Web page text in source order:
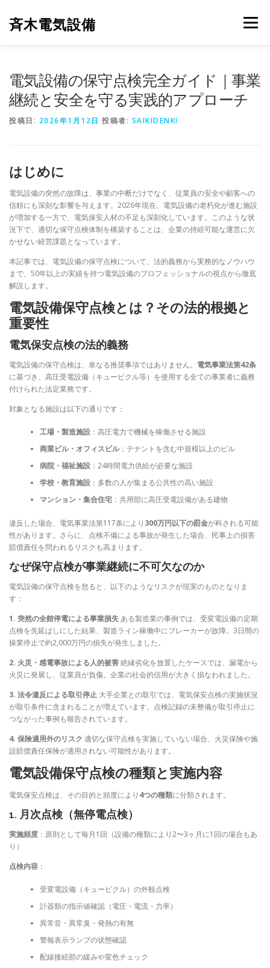
斉木電気設備 メニュー
電気設備の保守点検完全ガイド｜事業
継続と安全を守る実践的アプローチ
投稿日: 2026年1月12日 投稿者: SAIKIDENKI
はじめに
電気設備の突然の故障は、事業の中断だけでなく、従業員の安全や顧客への
信頼にも深刻な影響を与えます。2026年現在、電気設備の老朽化が進む施設
が増加する一方で、電気保安人材の不足も深刻化しています。このような状
況下で、適切な保守点検体制を構築することは、企業の持続可能な運営に欠
かせない経営課題となっています。
本記事では、電気設備の保守点検について、法的義務から実務的なノウハウ
まで、50年以上の実績を持つ電気設備のプロフェッショナルの視点から徹底
解説します。
電気設備保守点検とは？その法的根拠と
重要性
電気保安点検の法的義務
電気設備の保守点検は、単なる推奨事項ではありません。 電気事業法第42条
に基づき、高圧受電設備（キュービクル等）を使用する全ての事業者に義務
付けられた法定業務です。
対象となる施設は以下の通りです：
工場・製造施設：高圧電力で機械を稼働させる施設
商業ビル・オフィスビル：テナントを含む中規模以上のビル
病院・福祉施設：24時間電力供給が必要な施設
学校・教育施設：多数の人が集まる公共性の高い施設
マンション・集合住宅：共用部に高圧受電設備がある建物
違反した場合、電気事業法第117条により 300万円以下の罰金が科される可能
性があります。さらに、点検不備による事故が発生した場合、民事上の損害
賠償責任を問われるリスクも高まります。
なぜ保守点検が事業継続に不可欠なのか
電気設備の保守点検を怠ると、以下のようなリスクが現実のものとなりま
す：
1. 突然の全館停電による事業損失ある製造業の事例では、受変電設備の定期
点検を先延ばしにした結果、製造ライン稼働中にブレーカーが故障。3日間の
操業停止で約2,000万円の損失が発生しました。
2. 火災・感電事故による人的被害絶縁劣化を放置したケースでは、漏電から
火災に発展し、従業員が負傷。企業の社会的信用が大きく損なわれました。
3. 法令違反による取引停止 大手企業との取引では、電気保安点検の実施状況
が取引条件に含まれることが増えています。点検記録の未整備が取引停止に
つながった事例も報告されています。
4. 保険適用外のリスク 適切な保守点検を実施していない場合、火災保険や施
設賠償責任保険が適用されない可能性があります。
電気設備保守点検の種類と実施内容
電気保安点検は、その目的と頻度により 4つの種類に分類されます。
1. 月次点検（無停電点検）
実施頻度 ：原則として毎月1回（設備の種類により2〜3ヶ月に1回の場合もあ
り）
点検内容 ：
受変電設備（キュービクル）の外観点検
計器類の指示値確認（電圧・電流・力率）
異常音・異常臭・発熱の有無
警報表示ランプの状態確認
配線接続部の緩みや変色チェック